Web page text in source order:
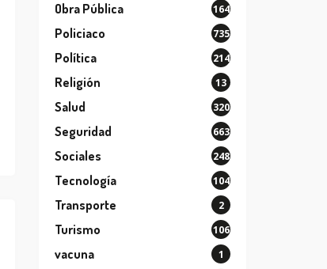
Obra Pública 164
Policiaco 735
Política 214
Religión 13
Salud 320
Seguridad 663
Sociales 248
Tecnología 104
Transporte 2
Turismo 106
vacuna 1